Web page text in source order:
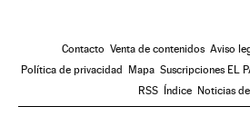
Contacto Venta de contenidos Aviso
Política de privacidad Mapa Suscripciones EL
RSS Índice Noticias